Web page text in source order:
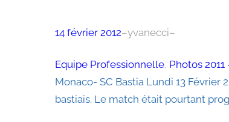
14 février 2012–yvanecci–
Equipe Professionnelle, Photos 2011
Monaco- SC Bastia Lundi 13 Février
bastiais. Le match était pourtant